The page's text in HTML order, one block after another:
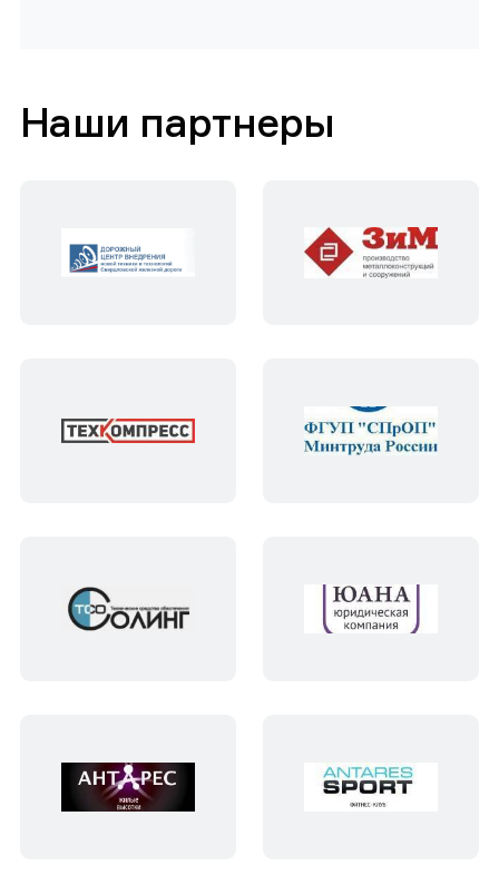
Наши партнеры